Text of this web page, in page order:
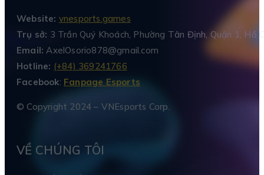
Website: vnesports.games
Trụ sở: 3 Trần Quý Khoách, Phường Tân Định, Quận 1, Hồ
Email:AxelOsorio878@gmail.com
Hotline: (+84) 369241766
Facebook: Fanpage Esports
© Copyright 2024 – VNEsports Corp.
VỀ CHÚNG TÔI